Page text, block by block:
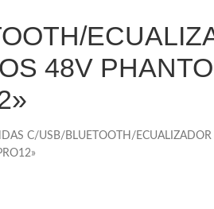
48V
C/USB/BLUETOOTH/ECUALIZADOR